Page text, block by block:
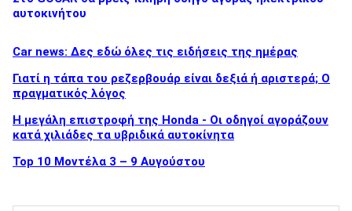
αυτοκινήτου
Car news: Δες εδώ όλες τις ειδήσεις της ημέρας
Γιατί η τάπα του ρεζερβουάρ είναι δεξιά ή αριστερά; Ο
πραγματικός λόγος
Η μεγάλη επιστροφή της Honda - Οι οδηγοί αγοράζουν
κατά χιλιάδες τα υβριδικά αυτοκίνητα
Top 10 Μοντέλα 3 – 9 Αυγούστου